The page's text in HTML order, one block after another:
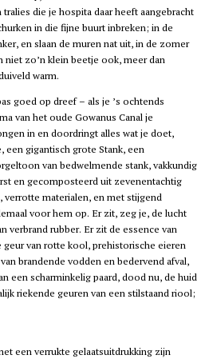
die je hospita daar heeft aangebracht
in die fijne buurt inbreken; in de
en slaan de muren nat uit, in de zomer
zo’n klein beetje ook, meer dan
warm.
goed op dreef – als je ’s ochtends
van het oude Gowanus Canal je
in en doordringt alles wat je doet,
gigantisch grote Stank, een
van bedwelmende stank, vakkundig
en gecomposteerd uit zevenentachtig
materialen, en met stijgend
voor hem op. Er zit, zeg je, de lucht
verbrand rubber. Er zit de essence van
van rotte kool, prehistorische eieren
brandende vodden en bedervend afval,
een scharminkelig paard, dood nu, de huid
riekende geuren van een stilstaand riool;
een verrukte gelaatsuitdrukking zijn